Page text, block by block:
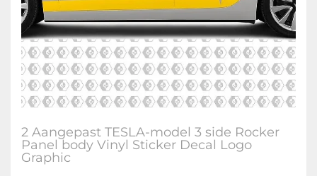
2 Aangepast TESLA-model 3 side Rocker
Panel body Vinyl Sticker Decal Logo
Graphic